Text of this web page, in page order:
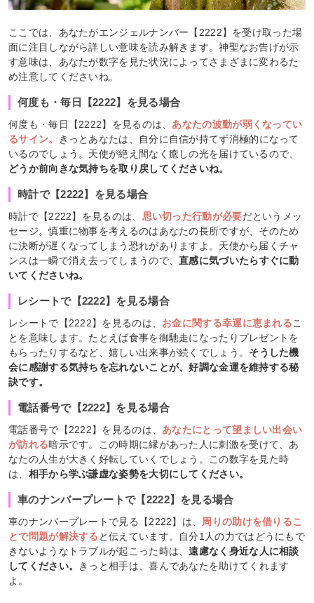
ここでは、あなたがエンジェルナンバー【2222】を受け取った場
面に注目しながら詳しい意味を読み解きます。神聖なお告げが示
す意味は、あなたが数字を見た状況によってさまざまに変わるた
め注意してくださいね。
何度も・毎日【2222】を見る場合
何度も・毎日【2222】を見るのは、あなたの波動が弱くなってい
るサイン。
きっとあなたは、自分に自信が持てず消極的になって
いるのでしょう。天使が絶え間なく癒しの光を届けているので、
どうか前向きな気持ちを取り戻してくださいね。
時計で【2222】を見る場合
時計で【2222】を見るのは、 思い切った行動が必要だというメッ
セージ。慎重に物事を考えるのはあなたの長所ですが、そのため
に決断が遅くなってしまう恐れがありますよ。天使から届くチャ
ンスは一瞬で消え去ってしまうので、直感に気づいたらすぐに動
いてくださいね。
レシートで【2222】を見る場合
レシートで【2222】を見るのは、 お金に関する幸運に恵まれるこ
とを意味します。たとえば食事を御馳走になったりプレゼントを
もらったりするなど、嬉しい出来事が続くでしょう。 そうした機
会に感謝する気持ちを忘れないことが、好調な金運を維持する秘
訣です。
電話番号で【2222】を見る場合
電話番号で【2222】を見るのは、あなたにとって望ましい出会い
が訪れる暗示です。この時期に縁があった人に刺激を受けて、あ
なたの人生が大きく好転していくでしょう。この数字を見た時
は、 相手から学ぶ謙虚な姿勢を大切にしてください。
車のナンバープレートで【2222】を見る場合
車のナンバープレートで見る【2222】は、 周りの助けを借りるこ
とで問題が解決する と伝えています。自分1人の力ではどうにもで
きないようなトラブルが起こった時は、遠慮なく身近な人に相談
してください。
きっと相手は、喜んであなたを助けてくれます
よ。